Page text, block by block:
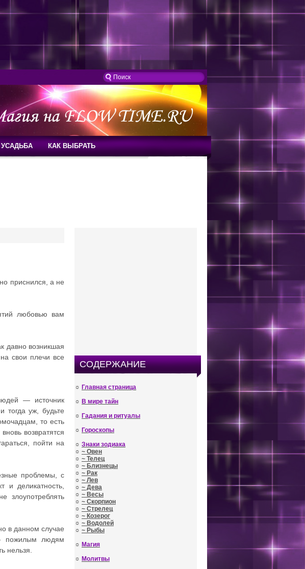
УСАДЬБА КАК ВЫБРАТЬ
приснился, а не
любовью вам
давно возникшая
свои плечи все
— источник
тогда уж, будьте
то есть
возвратятся
пойти на
проблемы, с
и деликатность,
злоупотреблять
в данном случае
пожилым людям
нельзя.
СОДЕРЖАНИЕ
☼ Главная страница
☼ В мире тайн
☼ Гадания и ритуалы
☼ Гороскопы
☼ Знаки зодиака
☼ ~ Овен
☼ ~ Телец
☼ ~ Близнецы
☼ ~ Рак
☼ ~ Лев
☼ ~ Дева
☼ ~ Весы
☼ ~ Скорпион
☼ ~ Стрелец
☼ ~ Козерог
☼ ~ Водолей
☼ ~ Рыбы
☼ Магия
☼ Молитвы